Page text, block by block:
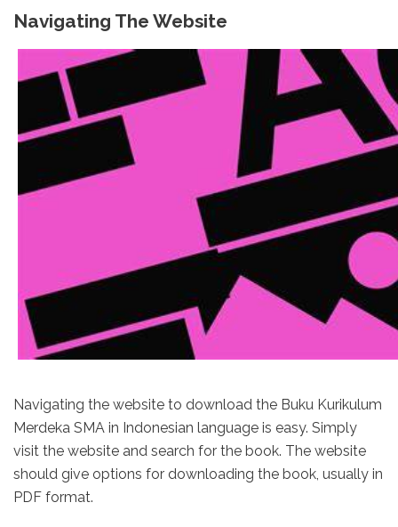
Navigating The Website
Navigating the website to download the Buku Kurikulum
Merdeka SMA in Indonesian language is easy. Simply
visit the website and search for the book. The website
should give options for downloading the book, usually in
PDF format.